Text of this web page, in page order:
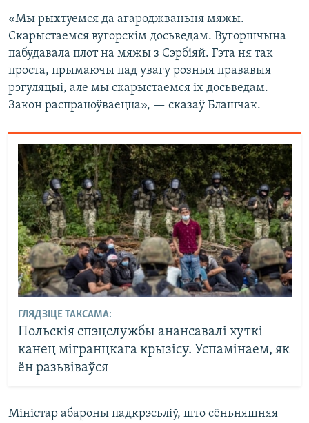
«Мы рыхтуемся да агароджваньня мяжы.
Скарыстаемся вугорскім досьведам. Вугоршчына
пабудавала плот на мяжы з Сэрбіяй. Гэта ня так
проста, прымаючы пад увагу розныя прававыя
рэгуляцыі, але мы скарыстаемся іх досьведам.
Закон распрацоўваецца», — сказаў Блашчак.
ГЛЯДЗІЦЕ ТАКСАМА:
Польскія спэцслужбы анансавалі хуткі
канец мігранцкага крызісу. Успамінаем, як
ён разьвіваўся
Міністар абароны падкрэсьліў, што сёньняшняя